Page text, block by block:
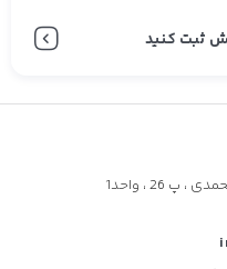
ثبت کنید
26 ، واحد1